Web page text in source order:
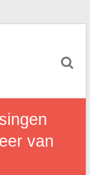
van